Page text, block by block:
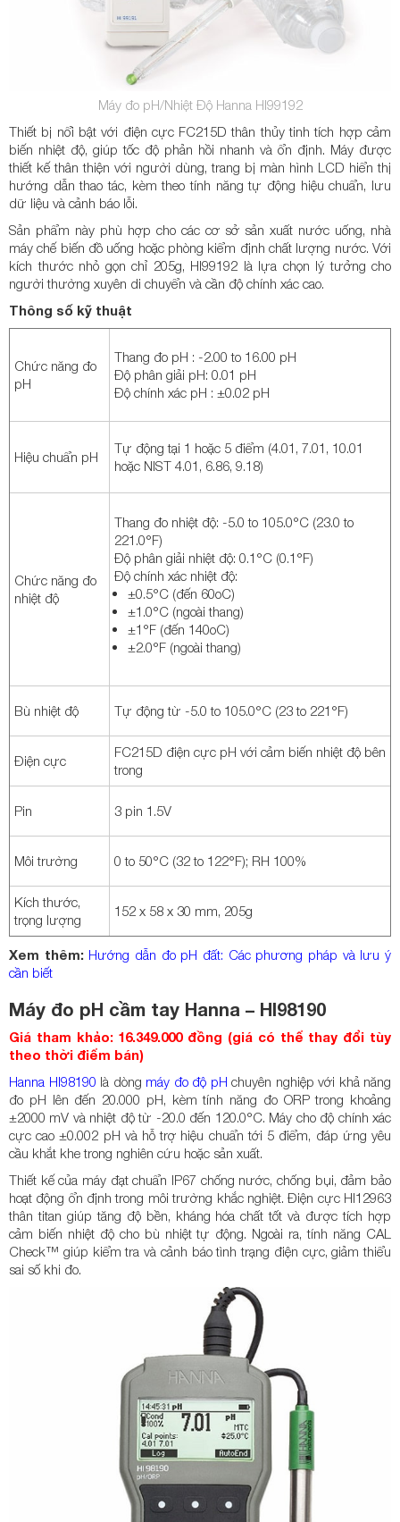
Máy đo pH/Nhiệt Độ Hanna HI99192
Thiết bị nổi bật với điện cực FC215D thân thủy tinh tích hợp cảm
biến nhiệt độ, giúp tốc độ phản hồi nhanh và ổn định. Máy được
thiết kế thân thiện với người dùng, trang bị màn hình LCD hiển thị
hướng dẫn thao tác, kèm theo tính năng tự động hiệu chuẩn, lưu
dữ liệu và cảnh báo lỗi.
Sản phẩm này phù hợp cho các cơ sở sản xuất nước uống, nhà
máy chế biến đồ uống hoặc phòng kiểm định chất lượng nước. Với
kích thước nhỏ gọn chỉ 205g, HI99192 là lựa chọn lý tưởng cho
người thường xuyên di chuyển và cần độ chính xác cao.
Thông số kỹ thuật
Chức năng đo
pH
Thang đo pH : -2.00 to 16.00 pH
Độ phân giải pH: 0.01 pH
Độ chính xác pH : ±0.02 pH
Hiệu chuẩn pH
Tự động tại 1 hoặc 5 điểm (4.01, 7.01, 10.01
hoặc NIST 4.01, 6.86, 9.18)
Chức năng đo
nhiệt độ
Thang đo nhiệt độ: -5.0 to 105.0°C (23.0 to
221.0°F)
Độ phân giải nhiệt độ: 0.1°C (0.1°F)
Độ chính xác nhiệt độ:
±0.5°C (đến 60oC)
±1.0°C (ngoài thang)
±1°F (đến 140oC)
±2.0°F (ngoài thang)
Bù nhiệt độ Tự động từ -5.0 to 105.0°C (23 to 221°F)
Điện cực
FC215D điện cực pH với cảm biến nhiệt độ bên
trong
Pin 3 pin 1.5V
Môi trường 0 to 50°C (32 to 122°F); RH 100%
Kích thước,
trọng lượng
152 x 58 x 30 mm, 205g
Xem thêm: Hướng dẫn đo pH đất: Các phương pháp và lưu ý
cần biết
Máy đo pH cầm tay Hanna – HI98190
Giá tham khảo: 16.349.000 đồng (giá có thể thay đổi tùy
theo thời điểm bán)
Hanna HI98190 là dòng máy đo độ pH chuyên nghiệp với khả năng
đo pH lên đến 20.000 pH, kèm tính năng đo ORP trong khoảng
±2000 mV và nhiệt độ từ -20.0 đến 120.0°C. Máy cho độ chính xác
cực cao ±0.002 pH và hỗ trợ hiệu chuẩn tới 5 điểm, đáp ứng yêu
cầu khắt khe trong nghiên cứu hoặc sản xuất.
Thiết kế của máy đạt chuẩn IP67 chống nước, chống bụi, đảm bảo
hoạt động ổn định trong môi trường khắc nghiệt. Điện cực HI12963
thân titan giúp tăng độ bền, kháng hóa chất tốt và được tích hợp
cảm biến nhiệt độ cho bù nhiệt tự động. Ngoài ra, tính năng CAL
Check™ giúp kiểm tra và cảnh báo tình trạng điện cực, giảm thiểu
sai số khi đo.